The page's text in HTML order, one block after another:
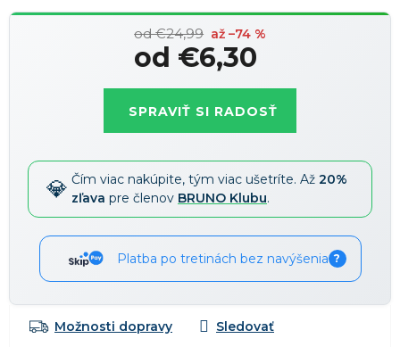
od €24,99 až –74 %
od €6,30
SPRAVIŤ SI RADOSŤ
Čím viac nakúpite, tým viac ušetríte. Až 20%
zľava pre členov BRUNO Klubu.
Platba po tretinách bez navýšenia ?
Možnosti dopravy